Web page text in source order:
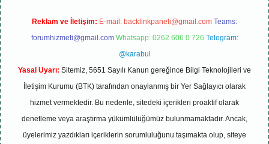
Reklam ve İletişim: E-mail: backlinkpaneli@gmail.com Teams:
forumhizmeti@gmail.com Whatsapp: 0262 606 0 726 Telegram:
@karabul
Yasal Uyarı: Sitemiz, 5651 Sayılı Kanun gereğince Bilgi Teknolojileri ve
İletişim Kurumu (BTK) tarafından onaylanmış bir Yer Sağlayıcı olarak
hizmet vermektedir. Bu nedenle, sitedeki içerikleri proaktif olarak
denetleme veya araştırma yükümlülüğümüz bulunmamaktadır. Ancak,
üyelerimiz yazdıkları içeriklerin sorumluluğunu taşımakta olup, siteye